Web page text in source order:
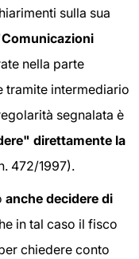
sulla sua
nella parte
tramite intermediario
segnalata è
direttamente la
472/1997).
anche decidere di
in tal caso il fisco
chiedere conto